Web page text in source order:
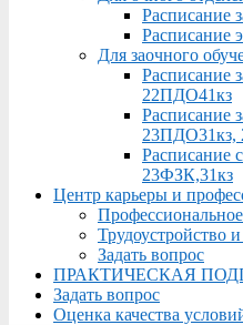
Расписание
Расписание
Для заочного
Расписание
22ПДО41кз
Расписание
23ПДО31кз,
Расписание
23ФЗК,31кз
Центр карьеры и
Трудоустройство и
Задать вопрос
ПРАКТИЧЕСКАЯ
Задать вопрос
Оценка качества